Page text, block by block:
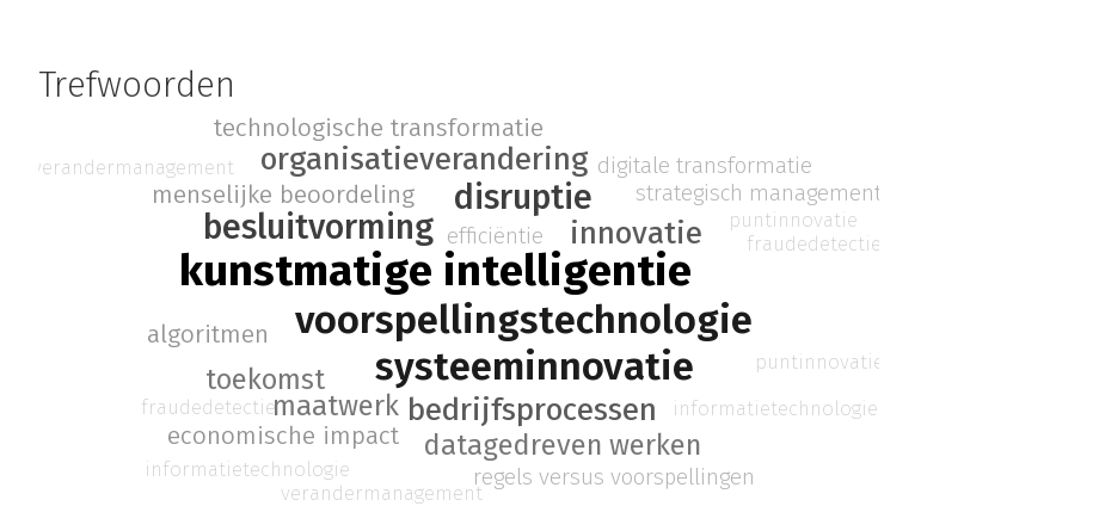
Trefwoorden
kunstmatige intelligentie
voorspellingstechnologie
systeeminnovatie
besluitvorming
disruptie
bedrijfsprocessen
innovatie
organisatieverandering
maatwerk
datagedreven werken
toekomst
algoritmen
technologische transformatie
menselijke beoordeling
economische impact
efficiëntie
digitale transformatie
regels versus voorspellingen
strategisch management
informatietechnologie
fraudedetectie
verandermanagement
puntinnovatie
informatietechnologie
fraudedetectie
verandermanagement
puntinnovatie